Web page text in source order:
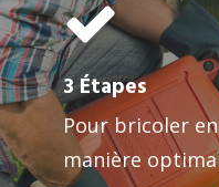
3 Étapes
Pour bricoler
manière